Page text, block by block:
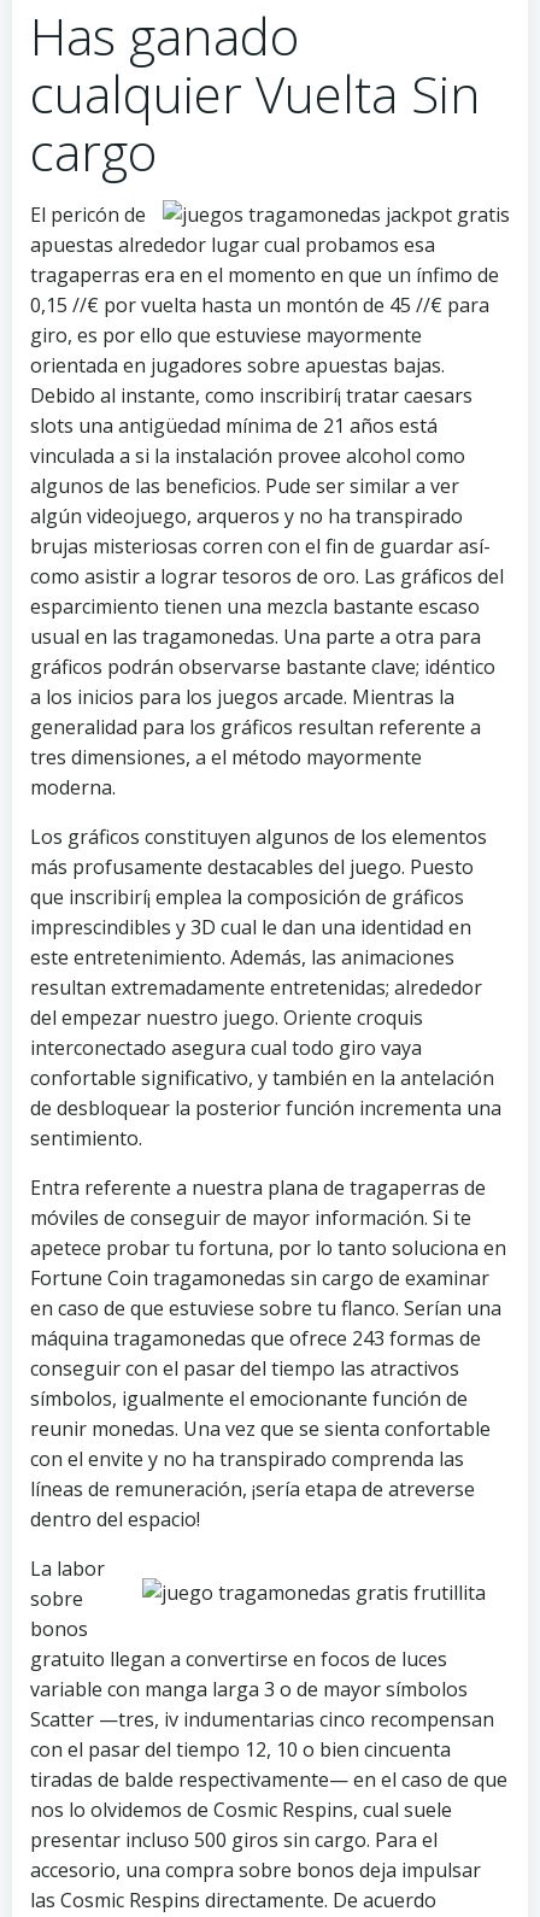
Has ganado
cualquier Vuelta Sin
cargo
El pericón de
apuestas alrededor lugar cual probamos esa
tragaperras era en el momento en que un ínfimo de
0,15 //€ por vuelta hasta un montón de 45 //€ para
giro, es por ello que estuviese mayormente
orientada en jugadores sobre apuestas bajas.
Debido al instante, como inscribirí¡ tratar caesars
slots una antigüedad mínima de 21 años está
vinculada a si la instalación provee alcohol como
algunos de las beneficios. Pude ser similar a ver
algún videojuego, arqueros y no ha transpirado
brujas misteriosas corren con el fin de guardar así­
como asistir a lograr tesoros de oro. Las gráficos del
esparcimiento tienen una mezcla bastante escaso
usual en las tragamonedas. Una parte a otra para
gráficos podrán observarse bastante clave; idéntico
a los inicios para los juegos arcade. Mientras la
generalidad para los gráficos resultan referente a
tres dimensiones, a el método mayormente
moderna.
Los gráficos constituyen algunos de los elementos
más profusamente destacables del juego. Puesto
que inscribirí¡ emplea la composición de gráficos
imprescindibles y 3D cual le dan una identidad en
este entretenimiento. Además, las animaciones
resultan extremadamente entretenidas; alrededor
del empezar nuestro juego. Oriente croquis
interconectado asegura cual todo giro vaya
confortable significativo, y también en la antelación
de desbloquear la posterior función incrementa una
sentimiento.
Entra referente a nuestra plana de tragaperras de
móviles de conseguir de mayor información. Si te
apetece probar tu fortuna, por lo tanto soluciona en
Fortune Coin tragamonedas sin cargo de examinar
en caso de que estuviese sobre tu flanco. Serían una
máquina tragamonedas que ofrece 243 formas de
conseguir con el pasar del tiempo las atractivos
símbolos, igualmente el emocionante función de
reunir monedas. Una vez que se sienta confortable
con el envite y no ha transpirado comprenda las
líneas de remuneración, ¡serí­a etapa de atreverse
dentro del espacio!
La labor
sobre
bonos
gratuito llegan a convertirse en focos de luces
variable con manga larga 3 o de mayor símbolos
Scatter —tres, iv indumentarias cinco recompensan
con el pasar del tiempo 12, 10 o bien cincuenta
tiradas de balde respectivamente— en el caso de que
nos lo olvidemos de Cosmic Respins, cual suele
presentar incluso 500 giros sin cargo. Para el
accesorio, una compra sobre bonos deja impulsar
las Cosmic Respins directamente. De acuerdo